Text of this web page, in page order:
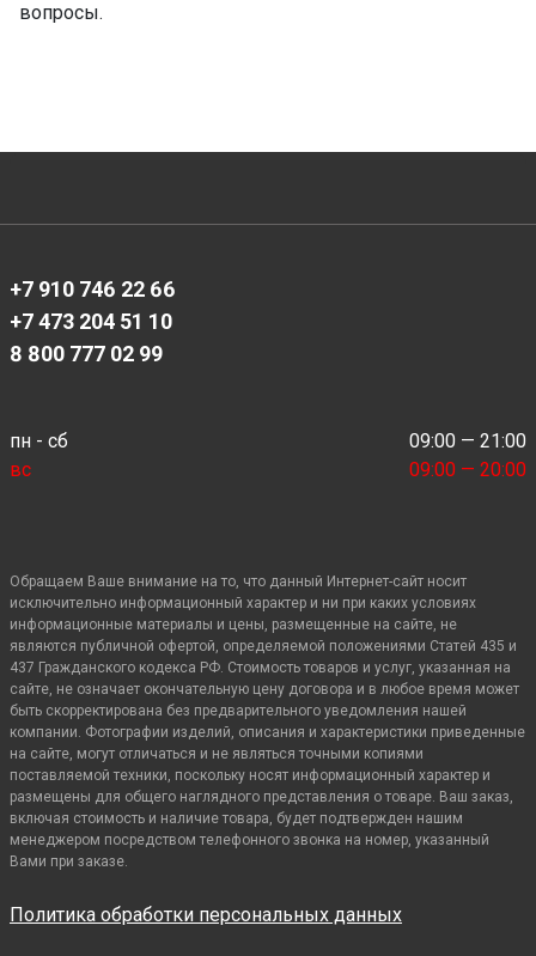
вопросы.
+7 910 746 22 66
+7 473 204 51 10
8 800 777 02 99
пн - сб
09:00 — 21:00
вс
09:00 — 20:00
Обращаем Ваше внимание на то, что данный Интернет-сайт носит
исключительно информационный характер и ни при каких условиях
информационные материалы и цены, размещенные на сайте, не
являются публичной офертой, определяемой положениями Статей 435 и
437 Гражданского кодекса РФ. Стоимость товаров и услуг, указанная на
сайте, не означает окончательную цену договора и в любое время может
быть скорректирована без предварительного уведомления нашей
компании. Фотографии изделий, описания и характеристики приведенные
на сайте, могут отличаться и не являться точными копиями
поставляемой техники, поскольку носят информационный характер и
размещены для общего наглядного представления о товаре. Ваш заказ,
включая стоимость и наличие товара, будет подтвержден нашим
менеджером посредством телефонного звонка на номер, указанный
Вами при заказе.
Политика обработки персональных данных